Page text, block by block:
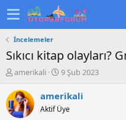
İncelemeler
Sıkıcı kitap
K
n
u
y
amerikali
B
ş
a
9 Şub 2023
amerikali
Aktif Üye